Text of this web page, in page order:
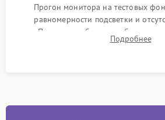
Прогон монитора на тестовых
равномерности подсветки и
Проверка работоспособности
DisplayPort, VGA) и кнопокПодробнее